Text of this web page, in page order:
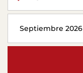
Septiembre 2026